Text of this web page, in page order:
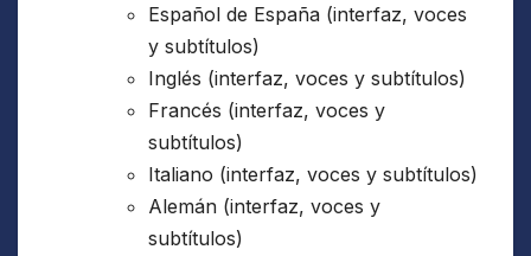
Español de España (interfaz, voces
y subtítulos)
Inglés (interfaz, voces y subtítulos)
Francés (interfaz, voces y
subtítulos)
Italiano (interfaz, voces y subtítulos)
Alemán (interfaz, voces y
subtítulos)